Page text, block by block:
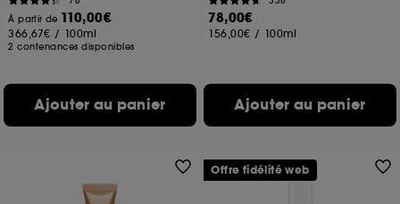
À partir de 110,00€
366,67€ / 100ml
2 contenances disponibles
Ajouter au panier
78,00€
156,00€ / 100ml
Ajouter au panier
Offre fidélité web